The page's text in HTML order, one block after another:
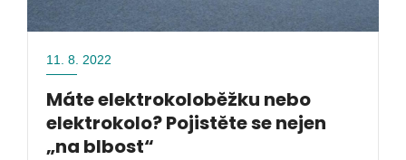
11. 8. 2022
Máte elektrokoloběžku nebo
elektrokolo? Pojistěte se nejen
„na blbost“